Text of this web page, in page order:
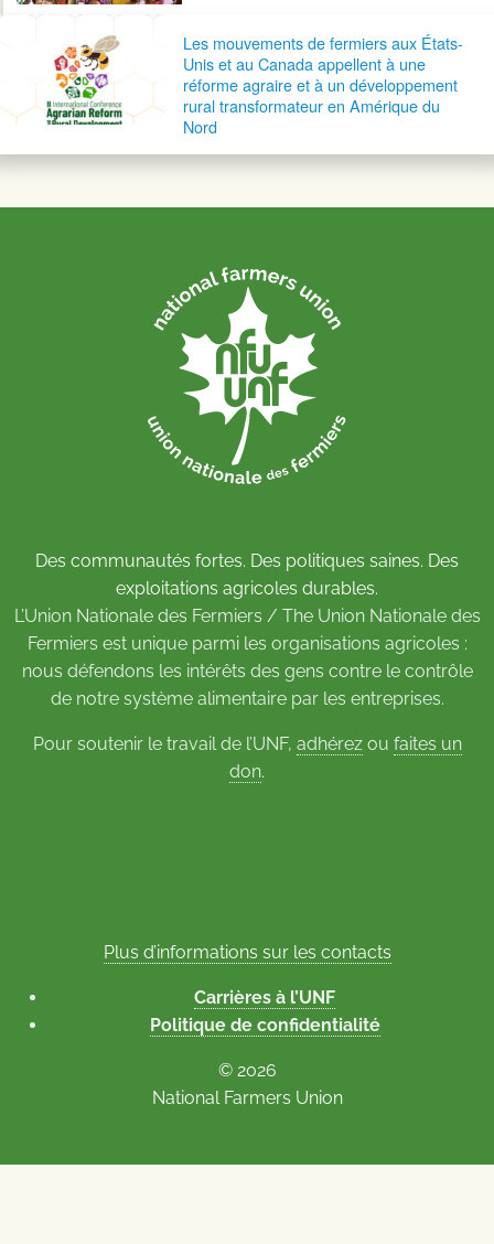
Les mouvements de fermiers aux États-
Unis et au Canada appellent à une
réforme agraire et à un développement
rural transformateur en Amérique du
Nord
Des communautés fortes. Des politiques saines. Des
exploitations agricoles durables.
L’Union Nationale des Fermiers / The Union Nationale des
Fermiers est unique parmi les organisations agricoles :
nous défendons les intérêts des gens contre le contrôle
de notre système alimentaire par les entreprises.
Pour soutenir le travail de l’UNF, adhérezou faites un
don.
Plus d’informations sur les contacts
Carrières à l’UNF
Politique de confidentialité
© 2026
National Farmers Union